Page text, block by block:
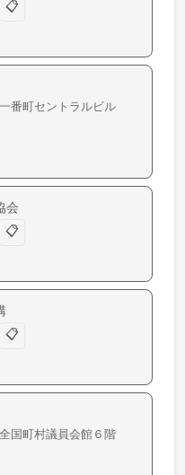
📋
番町セントラルビル
会
📋
📋
国町村議員会館６階